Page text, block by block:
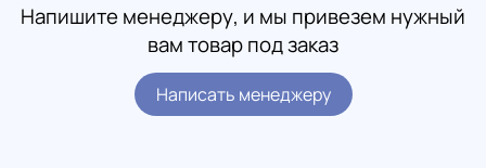
Напишите менеджеру, и мы привезем нужный
вам товар под заказ
Написать менеджеру